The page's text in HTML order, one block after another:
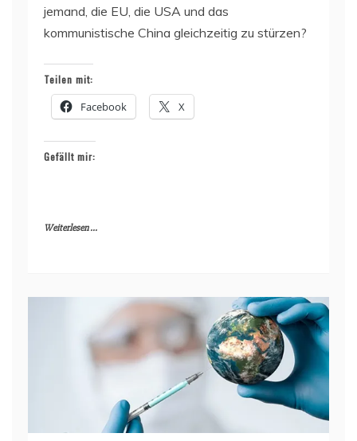
jemand, die EU, die USA und das
kommunistische China gleichzeitig zu stürzen?
Teilen mit:
Facebook X
Gefällt mir:
Weiterlesen ...